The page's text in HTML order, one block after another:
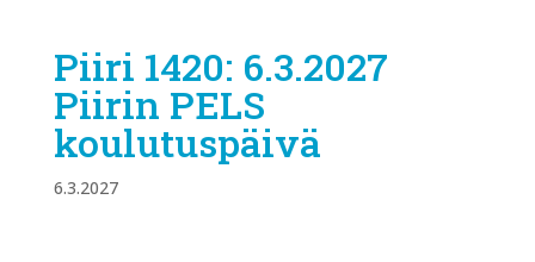
Piiri 1420: 6.3.2027
Piirin PELS
koulutuspäivä
6.3.2027